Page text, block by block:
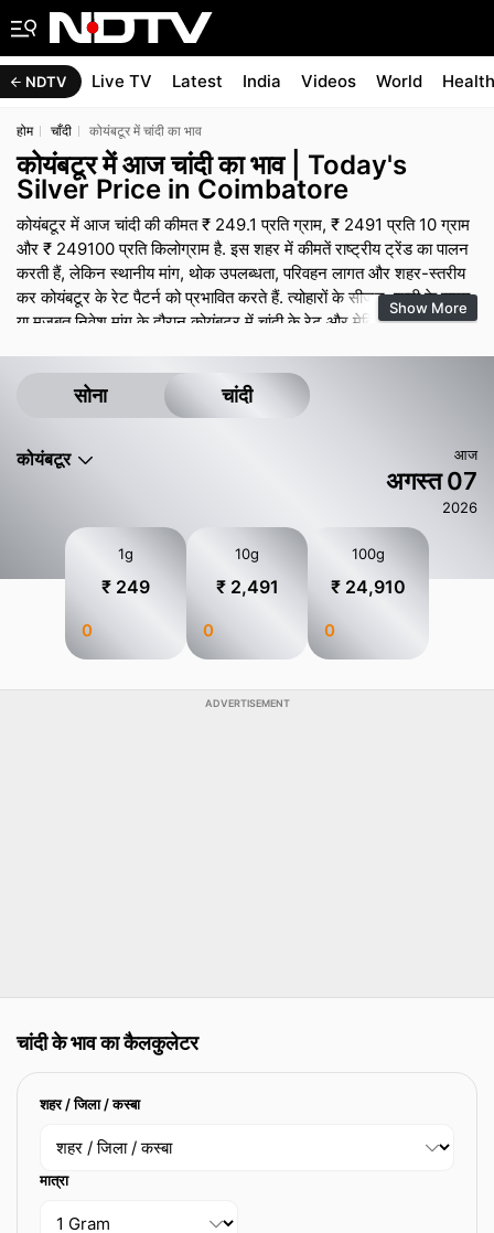
NDTV Live TV Latest India Videos World Health
होम चाँदी कोयंबटूर में चांदी का भाव
कोयंबटूर में आज चांदी का भाव | Today's
Silver Price in Coimbatore
कोयंबटूर में आज चांदी की कीमत ₹ 249.1 प्रति ग्राम, ₹ 2491 प्रति 10 ग्राम
और ₹ 249100 प्रति किलोग्राम है. इस शहर में कीमतें राष्ट्रीय ट्रेंड का पालन
करती हैं, लेकिन स्थानीय मांग, थोक उपलब्धता, परिवहन लागत और शहर-स्तरीय
कर कोयंबटूर के रेट पैटर्न को प्रभावित करते हैं. त्योहारों के सीजन, शादी के समय
या मजबूत निवेश मांग के दौरान कोयंबटूर में चांदी के रेट और मेकिंग चार्ज मजबूत
मिल सकते हैं. सोने की तरह, अंतिम भुगतान में ज्वेलरी पर मेकिंग चार्ज, जीएसटी
और किसी भी डिजाइन प्रीमियम शामिल होते हैं, इसलिए बिल का ब्रेक-अप मांगना
ऑफर की तुलना करने में मदद करता है.
Show More
सोना चांदी
कोयंबटूर आज
अगस्त 07
2026
1g
₹ 249
0
10g
₹ 2,491
0
100g
₹ 24,910
0
ADVERTISEMENT
चांदी के भाव का कैलकुलेटर
शहर / जिला / कस्बा
मात्रा